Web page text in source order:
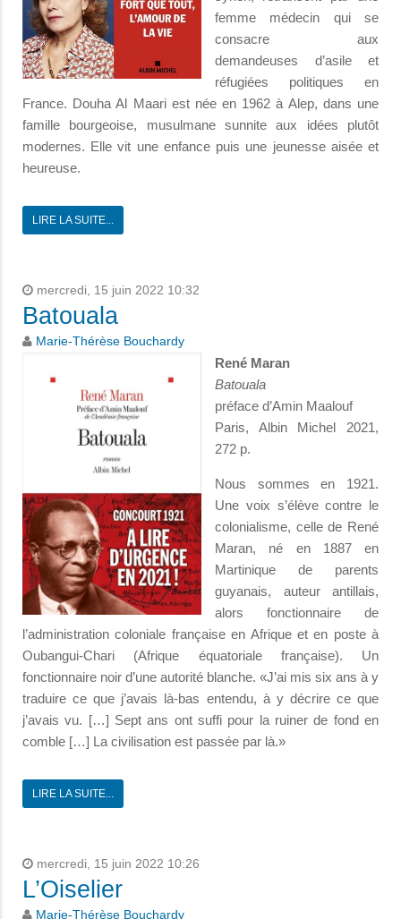
femme médecin qui se
consacre aux
demandeuses d’asile et
réfugiées politiques en
France. Douha Al Maari est née en 1962 à Alep, dans une
famille bourgeoise, musulmane sunnite aux idées plutôt
modernes. Elle vit une enfance puis une jeunesse aisée et
heureuse.
LIRE LA SUITE...
mercredi, 15 juin 2022 10:32
Batouala
Marie-Thérèse Bouchardy
René Maran
Batouala
préface d’Amin Maalouf
Paris, Albin Michel 2021,
272 p.
Nous sommes en 1921.
Une voix s’élève contre le
colonialisme, celle de René
Maran, né en 1887 en
Martinique de parents
guyanais, auteur antillais,
alors fonctionnaire de
l’administration coloniale française en Afrique et en poste à
Oubangui-Chari (Afrique équatoriale française). Un
fonctionnaire noir d’une autorité blanche. «J’ai mis six ans à y
traduire ce que j’avais là-bas entendu, à y décrire ce que
j’avais vu. […] Sept ans ont suffi pour la ruiner de fond en
comble […] La civilisation est passée par là.»
LIRE LA SUITE...
mercredi, 15 juin 2022 10:26
L’Oiselier
Marie-Thérèse Bouchardy